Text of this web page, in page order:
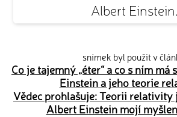
Albert Einstein.
snímek byl použit v
Co je tajemný „éter“ a co s ním
Einstein a jeho teorie
Vědec prohlašuje: Teorii relativity
Albert Einstein mojí